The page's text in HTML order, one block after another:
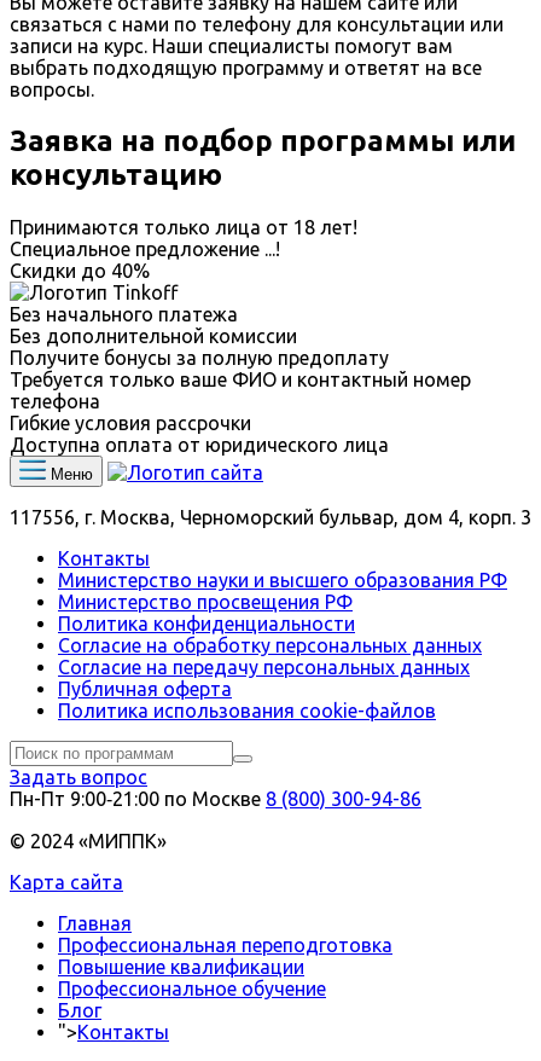
связаться с нами по телефону для консультации или
записи на курс. Наши специалисты помогут вам
выбрать подходящую программу и ответят на все
вопросы.
Заявка на подбор программы или
консультацию
Принимаются только лица от 18 лет!
Специальное предложение ...!
Скидки до 40%
Без начального платежа
Без дополнительной комиссии
Получите бонусы за полную предоплату
Требуется только ваше ФИО и контактный номер
телефона
Гибкие условия рассрочки
Доступна оплата от юридического лица
Меню
117556, г. Москва, Черноморский бульвар, дом 4, корп. 3
Контакты
Министерство науки и высшего образования РФ
Министерство просвещения РФ
Политика конфиденциальности
Согласие на обработку персональных данных
Согласие на передачу персональных данных
Публичная оферта
Политика использования сookie-файлов
Задать вопрос
Пн-Пт 9:00‑21:00 по Москве 8 (800) 300-94-86
© 2024 «МИППК»
Карта сайта
Главная
Профессиональная переподготовка
Повышение квалификации
Профессиональное обучение
Блог
">Контакты